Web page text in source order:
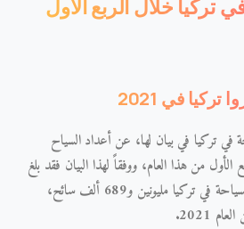
تركيا خلالالربعالأول
تركيا في 2021
في تركيا في بيان لها، عن أعداد السياح
الأول من هذا العام، ووفقاً لهذا البيان فقد بلغ
في تركيا
مليونين و689 ألف سائح،
2021.